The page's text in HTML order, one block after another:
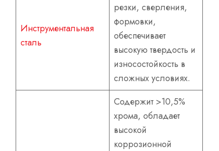
Инструментальная
сталь
резки, сверления,
формовки,
обеспечивает
высокую твердость и
износостойкость в
сложных условиях.
Содержит >10,5%
хрома, обладает
высокой
коррозионной